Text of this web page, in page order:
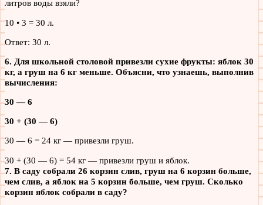
литров воды взяли?
10 • 3 = 30 л.
Ответ: 30 л.
6. Для школьной столовой привезли сухие фрукты: яблок 30
кг, а груш на 6 кг меньше. Объясни, что узнаешь, выполнив
вычисления:
30 — 6
30 + (30 — 6)
30 — 6 = 24 кг — привезли груш.
30 + (30 — 6) = 54 кг — привезли груш и яблок.
7. В саду собрали 26 корзин слив, груш на 6 корзин больше,
чем слив, а яблок на 5 корзин больше, чем груш. Сколько
корзин яблок собрали в саду?